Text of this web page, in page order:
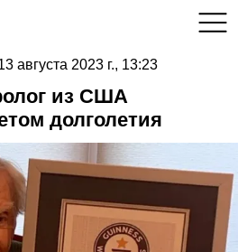
августа 2023 г., 13:23
из США
долголетия